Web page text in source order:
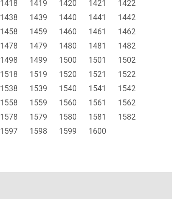
1418 1419 1420 1421
1422
1438 1439 1440 1441
1442
1458 1459 1460 1461
1462
1478 1479 1480 1481
1482
1498 1499 1500 1501
1502
1518 1519 1520 1521
1522
1538 1539 1540 1541
1542
1558 1559 1560 1561
1562
1578 1579 1580 1581
1582
1597 1598 1599 1600